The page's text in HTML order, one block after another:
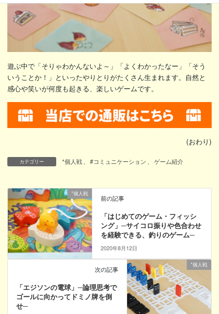
遊ぶ中で「そりゃわかんないよ～」「よくわかったなー」「そう
いうことか！」といったやりとりがたくさん生まれます。自然と
感心や笑いが何度も起きる、楽しいゲームです。
(おわり)
カテゴリー *個人戦 #コミュニケーション ゲーム紹介
*個人戦
前の記事
「はじめてのゲーム・フィッシ
ング」─サイコロ振りや色合わせ
を経験できる、釣りのゲーム─
2020年8月12日
*個人戦
次の記事
「エジソンの電球」─論理思考で
ゴールに向かってドミノ牌を倒
せ─